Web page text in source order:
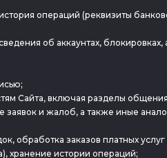
операций (реквизиты
об аккаунтах,
Сайта, включая разделы
и жалоб, а также иные
обработка заказов платных
хранение истории операций;